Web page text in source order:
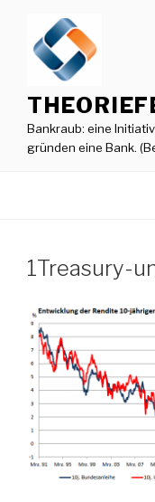
springen
Bankraub: eine
gründen eine Bank.
1Treasury-